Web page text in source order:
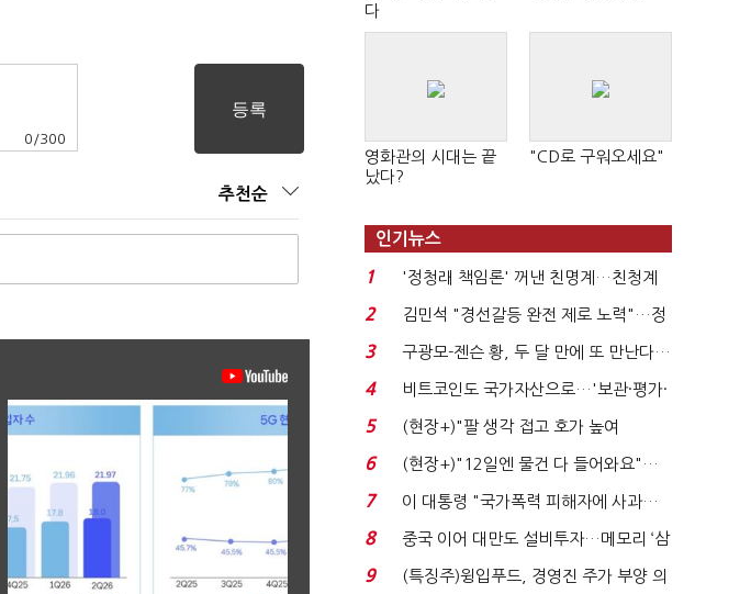
0 /300
추천순
다
영화관의 시대는 끝
났다?
"CD로 구워오세요"
인기뉴스
1
'정청래 책임론' 꺼낸 친명계…친청계
는 추가투표 때리기...
2
김민석 "경선갈등 완전 제로 노력"…정
청래 "반명 공세 사...
3
구광모-젠슨 황, 두 달 만에 또 만난다…
로봇·AI 등 논...
4
비트코인도 국가자산으로…'보관·평가·
처분' 기준은 ...
5
(현장+)"팔 생각 접고 호가 높여
요"…'덜 똘똘한 한 채' 20...
6
(현장+)"12일엔 물건 다 들어와요"…
빈 매대 채우며 문 연 ...
7
이 대통령 "국가폭력 피해자에 사과…
적극적 조사로 진...
8
중국 이어 대만도 설비투자…메모리 ‘삼
국전쟁’
9
(특징주)윙입푸드, 경영진 주가 부양 의